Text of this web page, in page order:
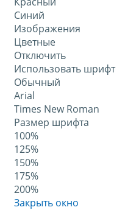
Синий
Изображения
Цветные
Отключить
Использовать шрифт
Обычный
Arial
Times New Roman
Размер шрифта
100%
125%
150%
175%
200%
Закрыть окно